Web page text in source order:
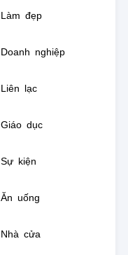
Làm đẹp
Doanh nghiệp
Liên lạc
Giáo dục
Sự kiện
Ăn uống
Nhà cửa